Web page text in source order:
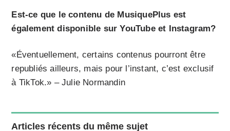
Est-ce que le contenu de MusiquePlus est
également disponible sur YouTube et Instagram?
«Éventuellement, certains contenus pourront être
republiés ailleurs, mais pour l’instant, c’est exclusif
à TikTok.» – Julie Normandin
Articles récents du même sujet